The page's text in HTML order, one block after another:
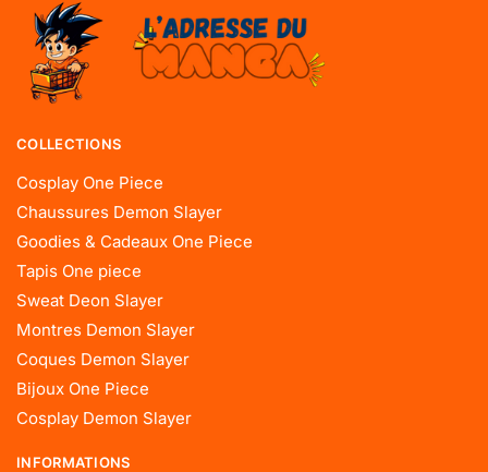
COLLECTIONS
Cosplay One Piece
Chaussures Demon Slayer
Goodies & Cadeaux One Piece
Tapis One piece
Sweat Deon Slayer
Montres Demon Slayer
Coques Demon Slayer
Bijoux One Piece
Cosplay Demon Slayer
INFORMATIONS